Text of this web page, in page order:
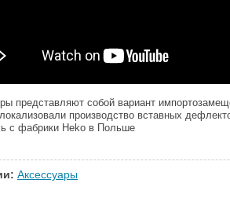
представляют собой вариант
производство вставных
с фабрики Heko в Польше
Аксессуары